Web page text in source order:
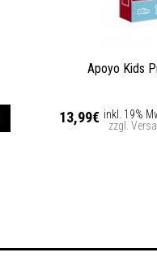
Apoyo Kids
13,99€ inkl. 19%
zzgl.